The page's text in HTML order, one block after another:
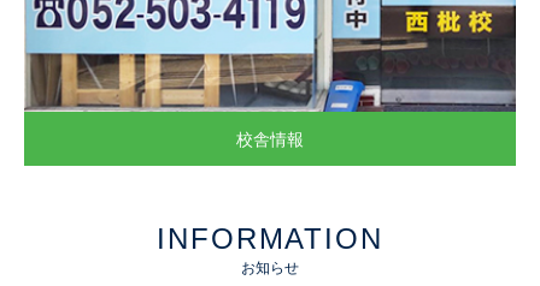
校舎情報
INFORMATION
お知らせ